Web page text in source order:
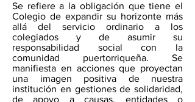
Se refiere a la obligación que tiene el
Colegio de expandir su horizonte más
allá del servicio ordinario a los
colegiados y de asumir su
responsabilidad social con la
comunidad puertorriqueña. Se
manifiesta en acciones que proyectan
una imagen positiva de nuestra
institución en gestiones de solidaridad,
de apoyo a causas, entidades o